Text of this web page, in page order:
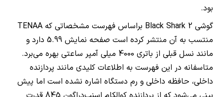
بود.
گوشی Black Shark 2 براساس فهرست مشخصاتی که TENAA
منتسب به آن منتشر کرده است صفحه نمایش 5.99 دارد و
مانند نسل قبلی از باتری 4000 میلی آمپر ساعتی بهره می‌برد.
متاسفانه در این فهرست به اطلاعات کلیدی مانند پردازنده
داخلی، حافظه داخلی و رم دستگاه اشاره نشده است اما پیش